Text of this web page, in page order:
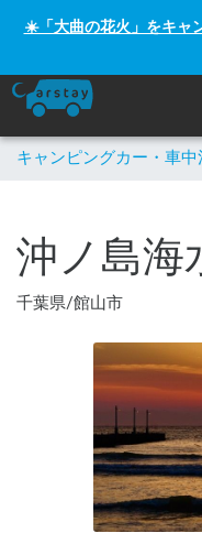
☀️「大曲の花火」をキャ
キャンピングカー・車
沖ノ島海
千葉県/館山市